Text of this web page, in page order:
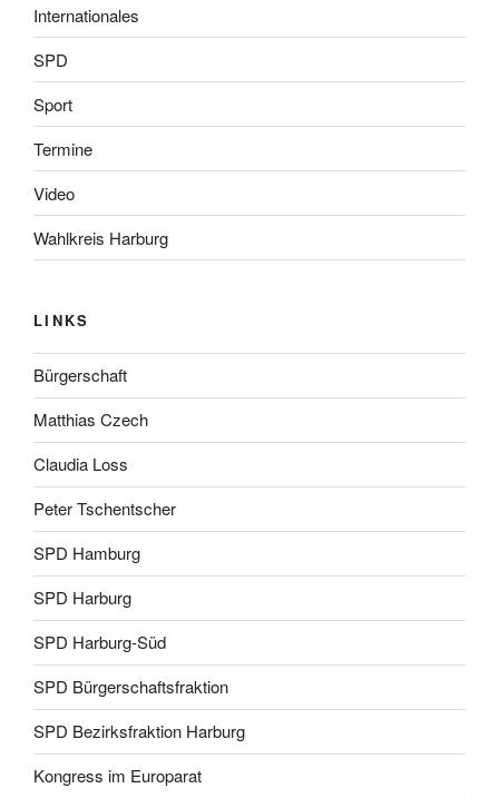
Internationales
SPD
Sport
Termine
Video
Wahlkreis Harburg
LINKS
Bürgerschaft
Matthias Czech
Claudia Loss
Peter Tschentscher
SPD Hamburg
SPD Harburg
SPD Harburg-Süd
SPD Bürgerschaftsfraktion
SPD Bezirksfraktion Harburg
Kongress im Europarat